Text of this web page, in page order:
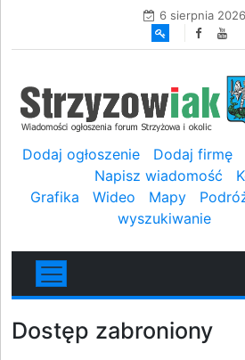
6 sierpnia
Dodaj ogłoszenie Dodaj firmę
Napisz wiadomość
Grafika
Wideo Mapy
wyszukiwanie
Dostęp zabroniony